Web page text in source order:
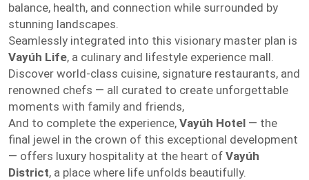
balance, health, and connection while surrounded by
stunning landscapes.
Seamlessly integrated into this visionary master plan is
Vayúh Life, a culinary and lifestyle experience mall.
Discover world-class cuisine, signature restaurants, and
renowned chefs — all curated to create unforgettable
moments with family and friends,
And to complete the experience, Vayúh Hotel — the
final jewel in the crown of this exceptional development
— offers luxury hospitality at the heart of Vayúh
District, a place where life unfolds beautifully.